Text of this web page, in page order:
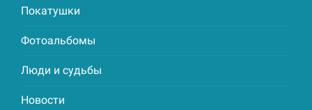
Покатушки
Фотоальбомы
Люди и судьбы
Новости